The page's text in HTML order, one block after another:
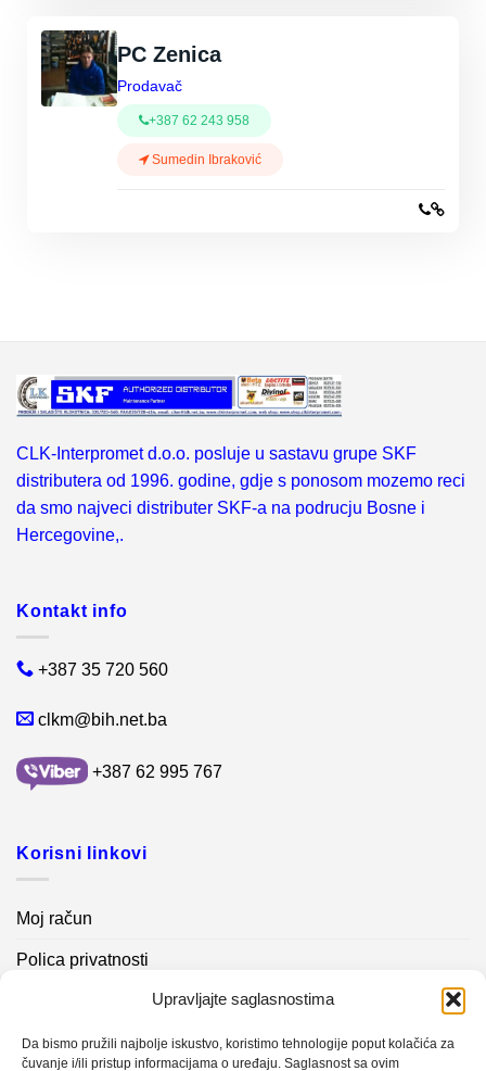
Upravljajte saglasnostima
Da bismo pružili najbolje iskustvo, koristimo tehnologije poput kolačića za
čuvanje i/ili pristup informacijama o uređaju. Saglasnost sa ovim
PC Zenica
Prodavač
+387 62 243 958
Sumedin Ibraković
CLK-Interpromet d.o.o. posluje u sastavu grupe SKF
distributera od 1996. godine, gdje s ponosom mozemo reci
da smo najveci distributer SKF-a na podrucju Bosne i
Hercegovine,.
Kontakt info
+387 35 720 560
clkm@bih.net.ba
+387 62 995 767
Korisni linkovi
Moj račun
Polica privatnosti
Kontakt info